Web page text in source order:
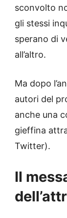
sconvolto
gli stessi
sperano di
all’altro.
Ma dopo
autori del
anche una
gieffina
Twitter).
Il